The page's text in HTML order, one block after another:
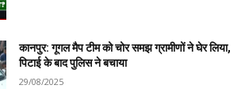
कानपुर: गूगल मैप टीम को चोर समझ ग्रामीणों ने घेर लिया,
पिटाई के बाद पुलिस ने बचाया
29/08/2025